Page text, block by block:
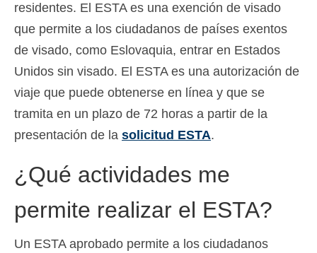
residentes. El ESTA es una exención de visado
que permite a los ciudadanos de países exentos
de visado, como Eslovaquia, entrar en Estados
Unidos sin visado. El ESTA es una autorización de
viaje que puede obtenerse en línea y que se
tramita en un plazo de 72 horas a partir de la
presentación de la solicitud ESTA.
¿Qué actividades me
permite realizar el ESTA?
Un ESTA aprobado permite a los ciudadanos